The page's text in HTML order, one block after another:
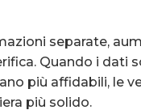
separate,
Quando i dati
più affidabili, le
più solido.